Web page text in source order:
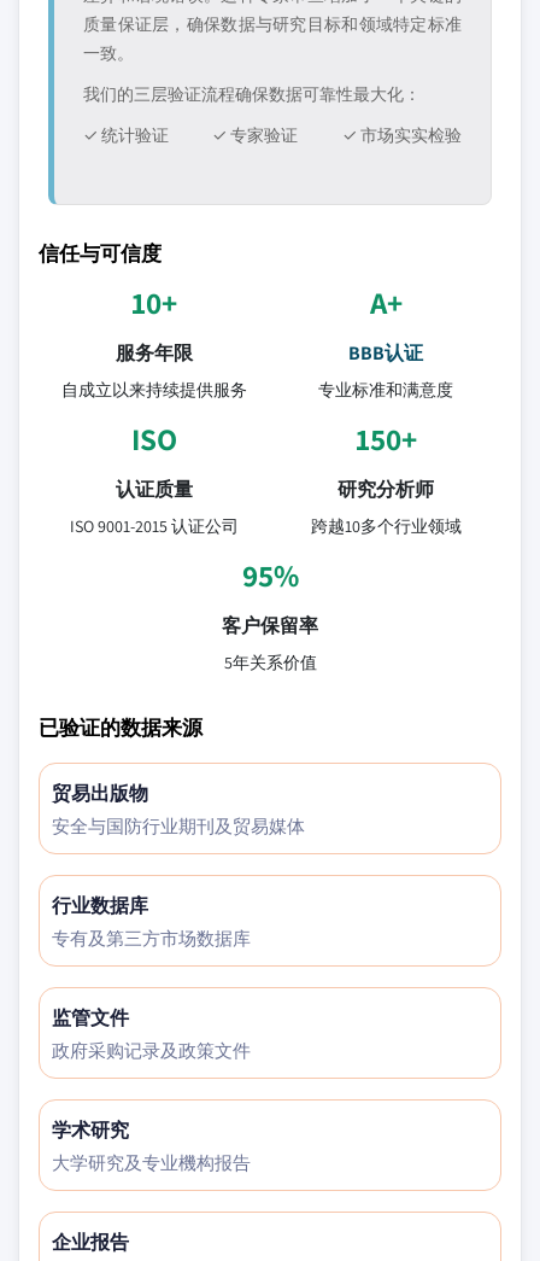
质量保证层，确保数据与研究目标和领域特定标准
一致。
我们的三层验证流程确保数据可靠性最大化：
✓ 统计验证
✓ 专家验证 ✓ 市场实实检验
信任与可信度
10+
服务年限
自成立以来持续提供服务
A+
BBB认证
专业标准和满意度
ISO
认证质量
ISO 9001-2015 认证公司
150+
研究分析师
跨越10多个行业领域
95%
客户保留率
5年关系价值
已验证的数据来源
贸易出版物
安全与国防行业期刊及贸易媒体
行业数据库
专有及第三方市场数据库
监管文件
政府采购记录及政策文件
学术研究
大学研究及专业機构报告
企业报告